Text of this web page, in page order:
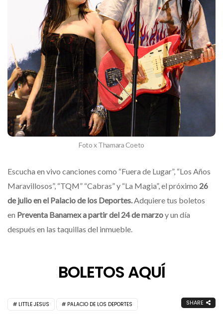
Foto x Thamara Coeto
Escucha en vivo canciones como “Fuera de Lugar”, “Los Años
Maravillosos”, “TQM” “Cabras” y “La Magia”, el próximo 26
de julio en el Palacio de los Deportes. Adquiere tus boletos
en Preventa Banamex a partir del 24 de marzoy un día
después en las taquillas del inmueble.
BOLETOS AQUÍ
LITTLE JESUS PALACIO DE LOS DEPORTES SHARE